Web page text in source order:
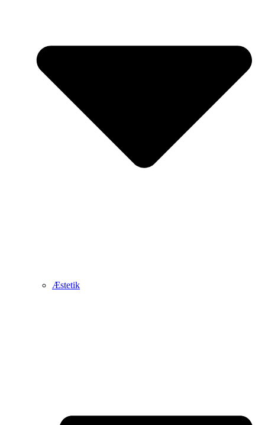
Æstetik